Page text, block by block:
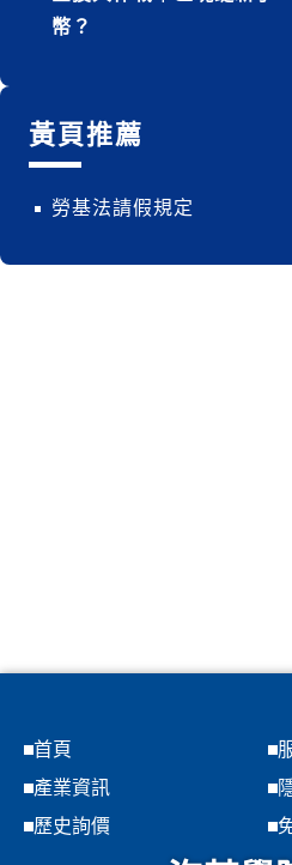
幣？
黃頁推薦
勞基法請假規定
首頁
產業資訊
歷史詢價